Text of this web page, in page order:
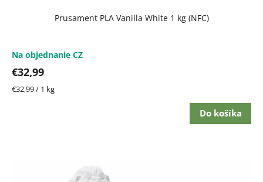
Prusament PLA Vanilla White 1 kg (NFC)
Na objednanie CZ
€32,99
Jednotková
€32,99 / 1 kg
Do košíka